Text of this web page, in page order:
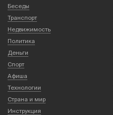
Беседы
Транспорт
Недвижимость
Политика
Деньги
Спорт
Афиша
Технологии
Страна и мир
Инструкция